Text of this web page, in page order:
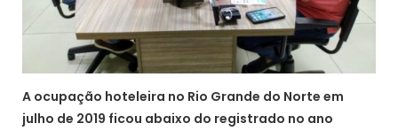
A ocupação hoteleira no Rio Grande do Norte em
julho de 2019 ficou abaixo do registrado no ano